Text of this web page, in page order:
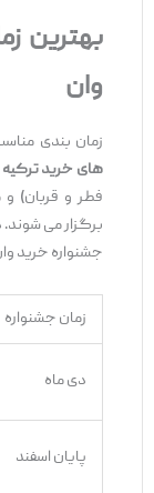
بهترین
وان
زمان ‌بندی
‌های خرید ترکیه
فطر و قربان)
برگزار می ‌شوند.
جشنواره‌ خرید
زمان جشنواره
دی ‌ماه
پایان اسفند